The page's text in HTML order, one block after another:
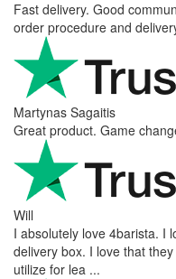
Fast delivery. Good
order procedure and
Martynas Sagaitis
Great product. Game
Will
I absolutely love 4barista. I
delivery box. I love that
utilize for lea ...